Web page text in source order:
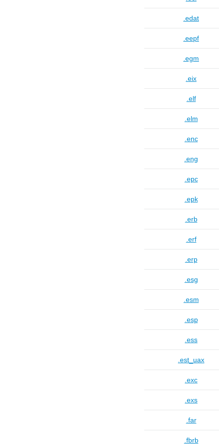
.edat
.eepf
.egm
.eix
.elf
.elm
.enc
.eng
.epc
.epk
.erb
.erf
.erp
.esg
.esm
.esp
.ess
.est_uax
.exc
.exs
.far
.fbrb